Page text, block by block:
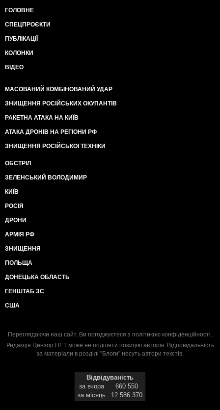
ГОЛОВНЕ
СПЕЦПРОЄКТИ
ПУБЛІКАЦІЇ
КОЛОНКИ
ВІДЕО
МАСОВАНИЙ КОМБІНОВАНИЙ УДАР
ЗНИЩЕННЯ РОСІЙСЬКИХ ОКУПАНТІВ
РАКЕТНА АТАКА НА КИЇВ
АТАКА ДРОНІВ НА РЕГІОНИ РФ
ЗНИЩЕННЯ РОСІЙСЬКОЇ ТЕХНІКИ
ОБСТРІЛ
ЗЕЛЕНСЬКИЙ ВОЛОДИМИР
КИЇВ
РОСІЯ
ДРОНИ
АРМІЯ РФ
ЗНИЩЕННЯ
ПОЛЬЩА
ДОНЕЦЬКА ОБЛАСТЬ
ГЕНШТАБ ЗС
США
Переглядаючи наш сайт, Ви погоджуєтеся з політикою конфіденційності.
Редакція Цензор.НЕТ може не поділяти позицію авторів. Відповідальність
за матеріали в розділі "Блоги" несуть автори текстів.
Відвідуваність
за вчора
660 550
за місяць
12 586 370